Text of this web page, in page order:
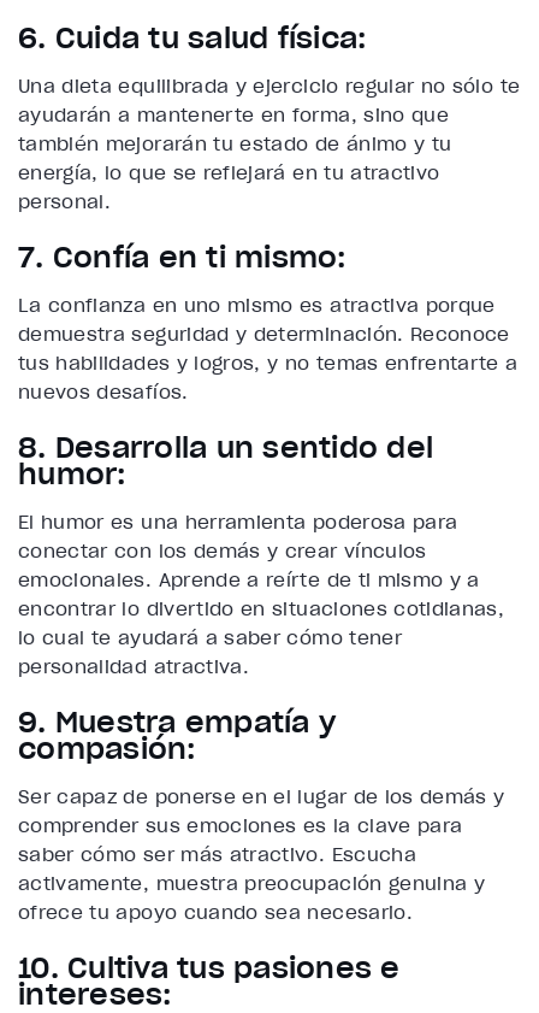
6. Cuida tu salud física:
Una dieta equilibrada y ejercicio regular no sólo te
ayudarán a mantenerte en forma, sino que
también mejorarán tu estado de ánimo y tu
energía, lo que se reflejará en tu atractivo
personal.
7. Confía en ti mismo:
La confianza en uno mismo es atractiva porque
demuestra seguridad y determinación. Reconoce
tus habilidades y logros, y no temas enfrentarte a
nuevos desafíos.
8. Desarrolla un sentido del
humor:
El humor es una herramienta poderosa para
conectar con los demás y crear vínculos
emocionales. Aprende a reírte de ti mismo y a
encontrar lo divertido en situaciones cotidianas,
lo cual te ayudará a saber cómo tener
personalidad atractiva.
9. Muestra empatía y
compasión:
Ser capaz de ponerse en el lugar de los demás y
comprender sus emociones es la clave para
saber cómo ser más atractivo. Escucha
activamente, muestra preocupación genuina y
ofrece tu apoyo cuando sea necesario.
10. Cultiva tus pasiones e
intereses: